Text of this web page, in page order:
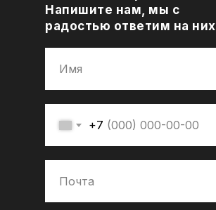
+7
Напишите нам, мы с
радостью ответим на них